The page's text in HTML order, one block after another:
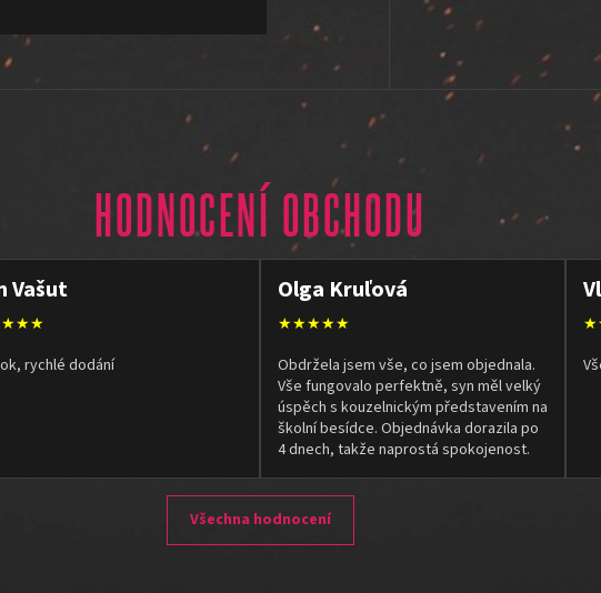
HODNOCENÍ OBCHODU
Vašut
rychlé dodání
Olga Kruľová
★★★★★
Obdržela jsem vše, co jsem objednala.
Vše fungovalo perfektně, syn měl velký
úspěch s kouzelnickým představením na
školní besídce. Objednávka dorazila po
4 dnech, takže naprostá spokojenost.
Všechna hodnocení